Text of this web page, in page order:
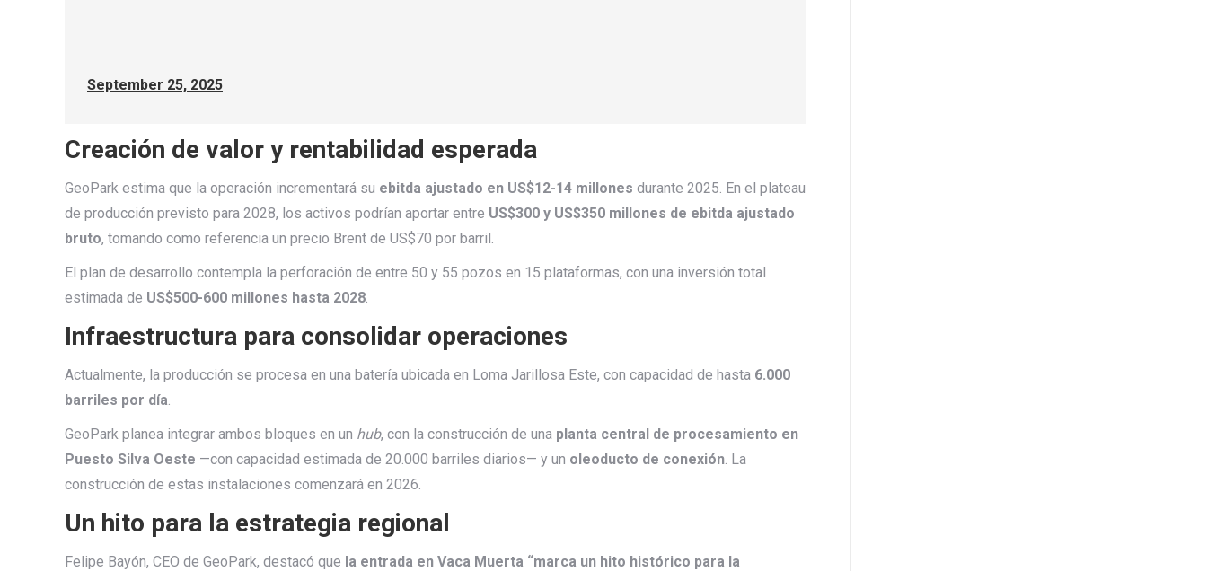
September 25, 2025
Creación de valor y rentabilidad esperada
GeoPark estima que la operación incrementará su ebitda ajustado en US$12-14 millones durante 2025. En el plateau
de producción previsto para 2028, los activos podrían aportar entre US$300 y US$350 millones de ebitda ajustado
bruto, tomando como referencia un precio Brent de US$70 por barril.
El plan de desarrollo contempla la perforación de entre 50 y 55 pozos en 15 plataformas, con una inversión total
estimada de US$500-600 millones hasta 2028
Infraestructura para consolidar operaciones
Actualmente, la producción se procesa en una batería ubicada en Loma Jarillosa Este, con capacidad de hasta 6.000
barriles por día
GeoPark planea integrar ambos bloques en un hub, con la construcción de una planta central de procesamiento en
Puesto Silva Oeste —con capacidad estimada de 20.000 barriles diarios— y un oleoducto de conexión . La
construcción de estas instalaciones comenzará en 2026.
Un hito para la estrategia regional
Felipe Bayón, CEO de GeoPark, destacó que la entrada en Vaca Muerta “marca un hito histórico para la